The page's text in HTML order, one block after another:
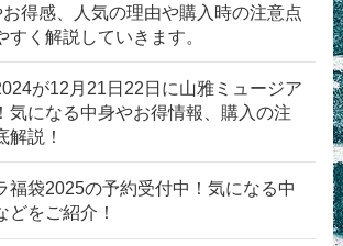
得感、人気の理由や購入時の注意点
すく解説していきます。
が12月21日22日に山雅ミュージア
気になる中身やお得情報、購入の注
解説！
福袋2025の予約受付中！気になる中
どをご紹介！